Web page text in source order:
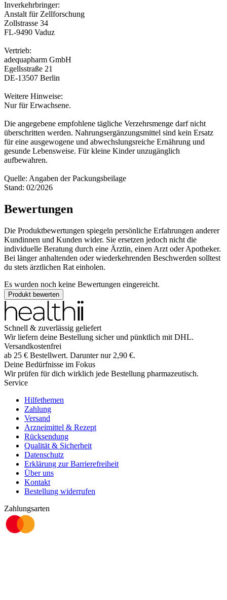
Inverkehrbringer:
Anstalt für Zellforschung
Zollstrasse 34
FL-9490 Vaduz
Vertrieb:
adequapharm GmbH
Egellsstraße 21
DE-13507 Berlin
Weitere Hinweise:
Nur für Erwachsene.
Die angegebene empfohlene tägliche Verzehrsmenge darf nicht
überschritten werden. Nahrungsergänzungsmittel sind kein Ersatz
für eine ausgewogene und abwechslungsreiche Ernährung und
gesunde Lebensweise. Für kleine Kinder unzugänglich
aufbewahren.
Quelle: Angaben der Packungsbeilage
Stand: 02/2026
Bewertungen
Die Produktbewertungen spiegeln persönliche Erfahrungen anderer
Kundinnen und Kunden wider. Sie ersetzen jedoch nicht die
individuelle Beratung durch eine Ärztin, einen Arzt oder Apotheker.
Bei länger anhaltenden oder wiederkehrenden Beschwerden solltest
du stets ärztlichen Rat einholen.
Es wurden noch keine Bewertungen eingereicht.
Produkt bewerten
Schnell & zuverlässig geliefert
Wir liefern deine Bestellung sicher und pünktlich mit DHL.
Versandkostenfrei
ab 25 € Bestellwert. Darunter nur 2,90 €.
Deine Bedürfnisse im Fokus
Wir prüfen für dich wirklich jede Bestellung pharmazeutisch.
Service
Hilfethemen
Zahlung
Versand
Arzneimittel & Rezept
Rücksendung
Qualität & Sicherheit
Datenschutz
Erklärung zur Barrierefreiheit
Über uns
Kontakt
Bestellung widerrufen
Zahlungsarten